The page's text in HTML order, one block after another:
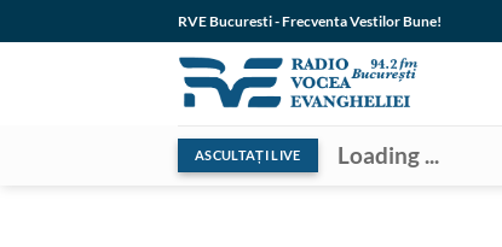
to
RVE Bucuresti - Frecventa Vestilor Bune!
ASCULTAȚI LIVE Loading ...